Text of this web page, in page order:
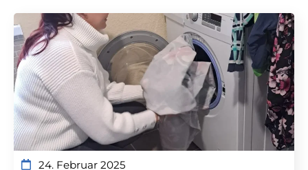
24. Februar 2025